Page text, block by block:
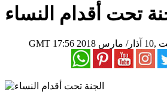
تحت أقدام النساء
GMT آذار/ مارس